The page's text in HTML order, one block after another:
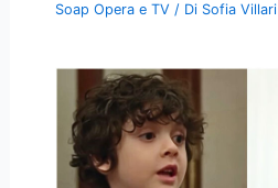
Soap Opera e TV / Di Sofia Villari